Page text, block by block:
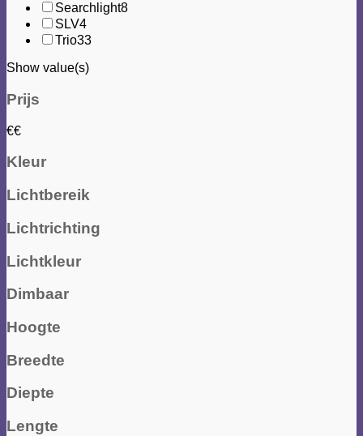
Searchlight8
SLV4
Trio33
Show value(s)
Prijs
€€
Kleur
Lichtbereik
Lichtrichting
Lichtkleur
Dimbaar
Hoogte
Breedte
Diepte
Lengte